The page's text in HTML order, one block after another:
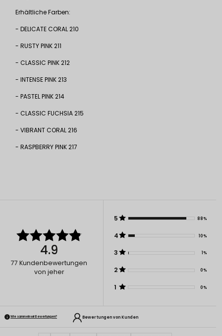
Erhältliche Farben:
- DELICATE CORAL 210
- RUSTY PINK 211
- CLASSIC PINK 212
- INTENSE PINK 213
- PASTEL PINK 214
- CLASSIC FUCHSIA 215
- VIBRANT CORAL 216
- RASPBERRY PINK 217
4.9
77 Kundenbewertungen
von jeher
5 88%
4 10%
3 1%
2 0%
1 0%
Wie sammeln wir Bewertungen? Bewertungen von Kunden